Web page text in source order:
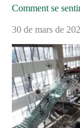
Comment se
30 de mars de